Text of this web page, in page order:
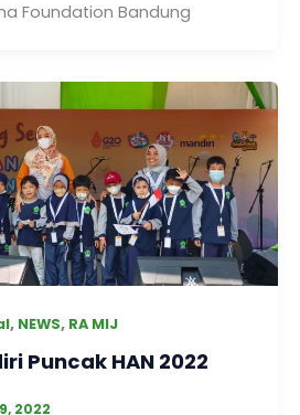
Foundation Bandung
, NEWS, RA MIJ
Puncak HAN 2022
2022